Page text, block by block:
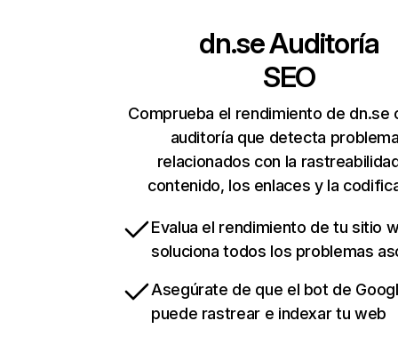
dn.seAuditoría
SEO
Comprueba el rendimiento de dn.se
auditoría que detecta
relacionados con la
contenido, los enlaces y la
Evalua el rendimiento de tu sitio
soluciona todos los problemas
Asegúrate de que el bot de
puede rastrear e indexar tu web